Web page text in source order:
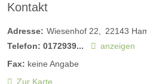
Kontakt
Adresse: Wiesenhof 22 22143
Telefon: 0172939...
anzeigen
Fax: keine Angabe
Zur Karte